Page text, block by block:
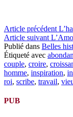
Lire
la
suite
Article précédent
Article suivant
Publié dans Belles
Étiqueté avec
couple, croire,
homme, inspiration,
roi, scribe, travail,
PUB